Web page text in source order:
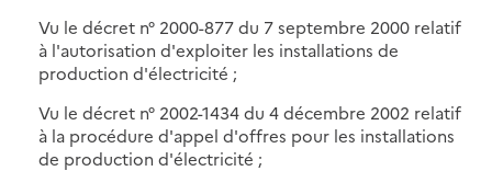
Vu le décret n° 2000-877 du 7 septembre 2000 relatif
à l'autorisation d'exploiter les installations de
production d'électricité ;
Vu le décret n° 2002-1434 du 4 décembre 2002 relatif
à la procédure d'appel d'offres pour les installations
de production d'électricité ;